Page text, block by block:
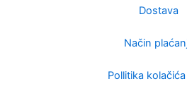
Dostava
Način
Pollitika